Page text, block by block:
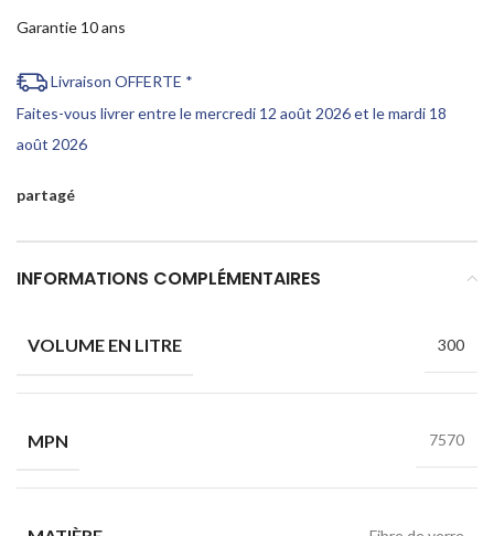
Garantie 10 ans
Livraison OFFERTE *
Faites-vous livrer entre le mercredi 12 août 2026 et le mardi 18
août 2026
partagé
INFORMATIONS COMPLÉMENTAIRES
VOLUME EN LITRE 300
MPN 7570